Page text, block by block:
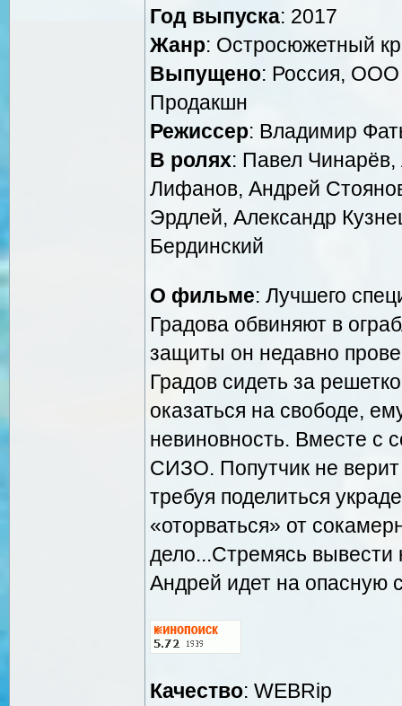
Год выпуска: 2017
Жанр: Остросюжетный
Выпущено: Россия,
Продакшн
Режиссер: Владимир
В ролях: Павел Чинарёв,
Лифанов, Андрей
Эрдлей, Александр
Бердинский
О фильме: Лучшего
Градова обвиняют в
защиты он недавно
Градов сидеть за
оказаться на свободе,
невиновность. Вместе с
СИЗО. Попутчик не верит
требуя поделиться
«оторваться» от
дело...Стремясь вывести
Андрей идет на опасную
Качество: WEBRip